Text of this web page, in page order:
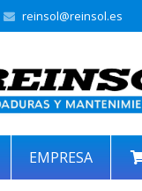
reinsol@reinsol.es
EMPRESA